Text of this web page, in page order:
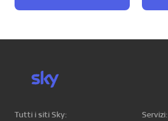
Tutti i siti Sky:
Servizi: